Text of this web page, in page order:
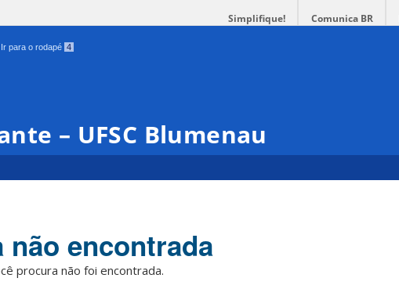
Simplifique! Comunica BR
Ir para o rodapé 4
– UFSC Blumenau
não encontrada
procura não foi encontrada.